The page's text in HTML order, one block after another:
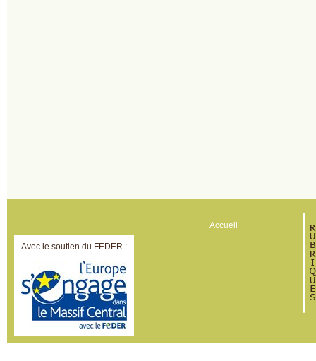
Avec le soutien du FEDER :
Accueil